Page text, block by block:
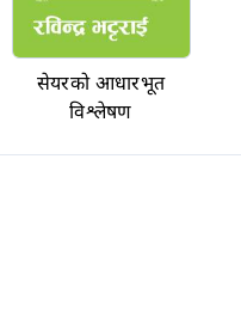
सेयरको आधारभूत
विश्लेषण